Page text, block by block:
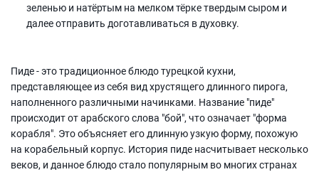
зеленью и натёртым на мелком тёрке твердым сыром и
далее отправить доготавливаться в духовку.
Пиде - это традиционное блюдо турецкой кухни,
представляющее из себя вид хрустящего длинного пирога,
наполненного различными начинками. Название "пиде"
происходит от арабского слова "бой", что означает "форма
корабля". Это объясняет его длинную узкую форму, похожую
на корабельный корпус. История пиде насчитывает несколько
веков, и данное блюдо стало популярным во многих странах